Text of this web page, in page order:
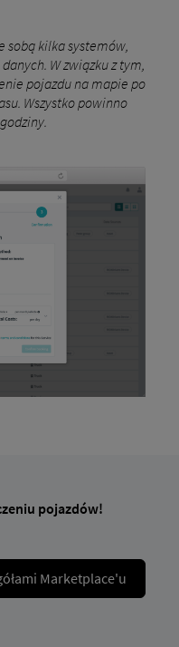
sobą kilka systemów,
W związku z tym,
pojazdu na mapie po
Wszystko powinno
pojazdów!
Marketplace'u